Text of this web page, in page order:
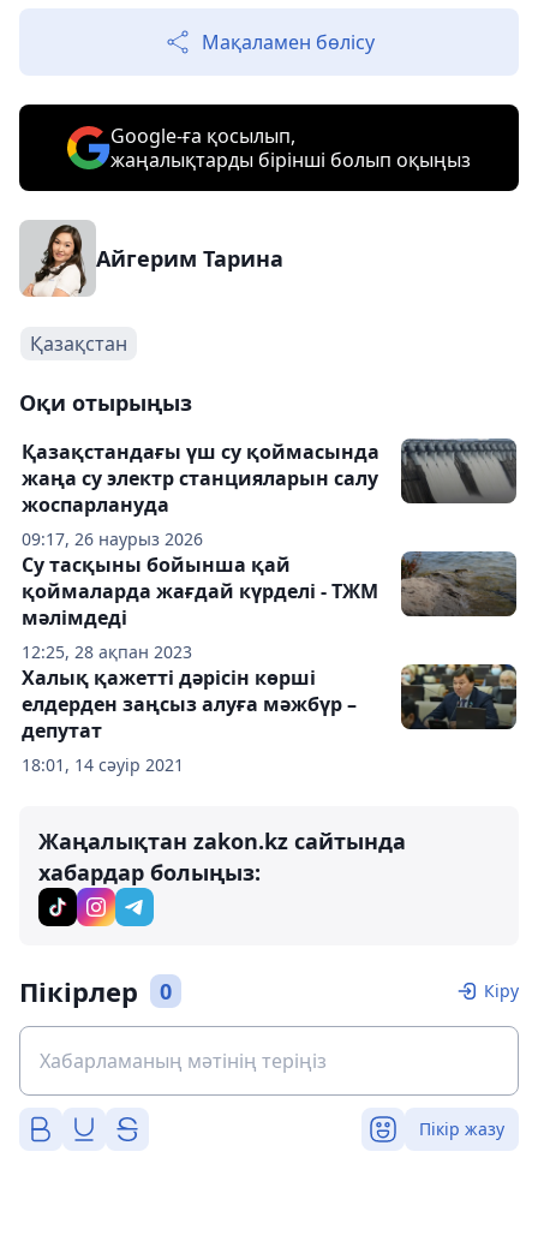
Мақаламен бөлісу
Google-ға қосылып,
жаңалықтарды бірінші болып оқыңыз
Айгерим Тарина
Қазақстан
Оқи отырыңыз
09:17, 26 наурыз 2026
Қазақстандағы үш су қоймасында
жаңа су электр станцияларын салу
жоспарлануда
12:25, 28 ақпан 2023
Су тасқыны бойынша қай
қоймаларда жағдай күрделі - ТЖМ
мәлімдеді
18:01, 14 сәуір 2021
Халық қажетті дәрісін көрші
елдерден заңсыз алуға мәжбүр –
депутат
Жаңалықтан zakon.kz сайтында
хабардар болыңыз:
Пікірлер 0 Кіру
Пікір жазу